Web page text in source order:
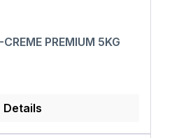
PREMIUM 5KG
Details